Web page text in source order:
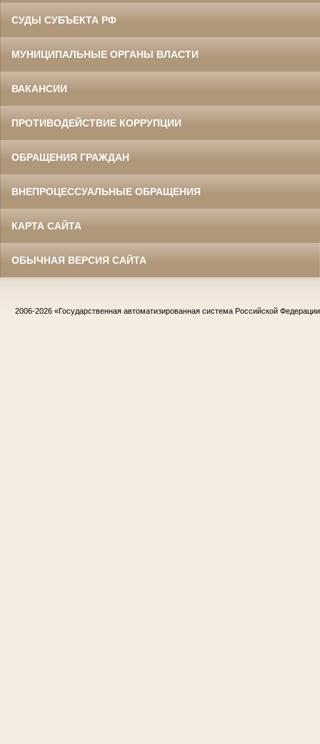
СУДЫ СУБЪЕКТА РФ
МУНИЦИПАЛЬНЫЕ ОРГАНЫ ВЛАСТИ
ВАКАНСИИ
ПРОТИВОДЕЙСТВИЕ КОРРУПЦИИ
ОБРАЩЕНИЯ ГРАЖДАН
ВНЕПРОЦЕССУАЛЬНЫЕ ОБРАЩЕНИЯ
КАРТА САЙТА
ОБЫЧНАЯ ВЕРСИЯ САЙТА
2006-2026 «Государственная автоматизированная система Российской